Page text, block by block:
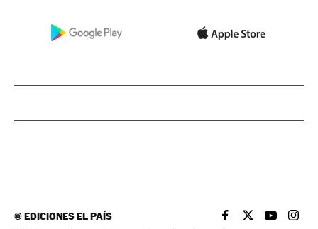
©EDICIONES EL PAÍS EL PAÍS BRASIL EN
EL PAÍSEL PAÍS
EL